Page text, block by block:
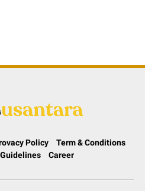
Policy
Term & Conditions
Career